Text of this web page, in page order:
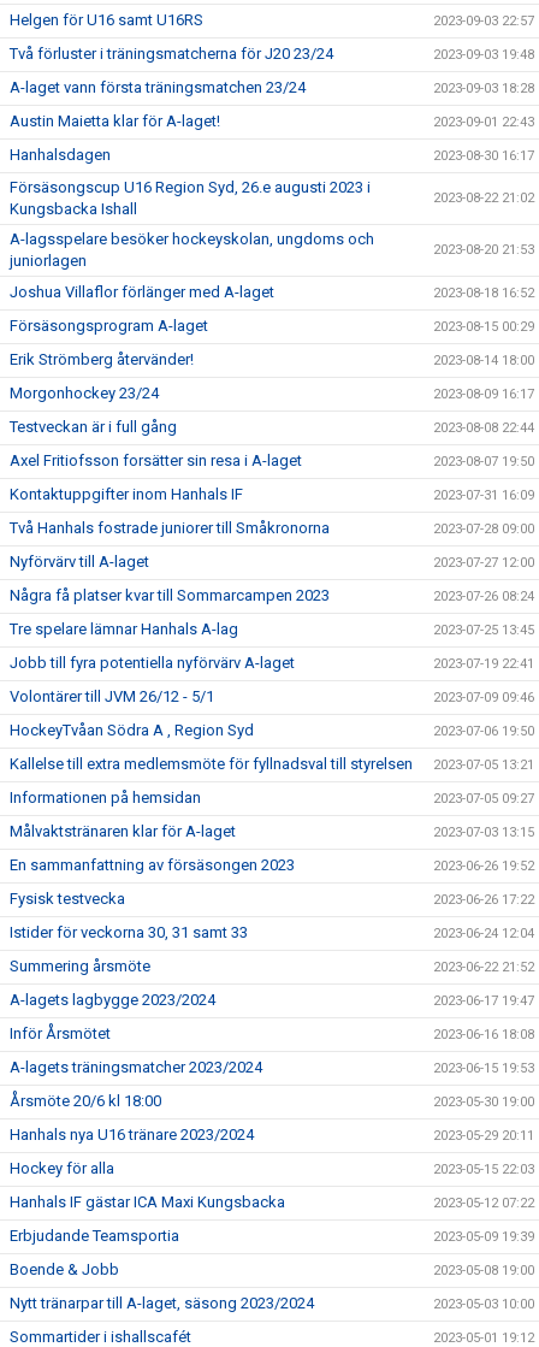
Helgen för U16 samt U16RS 2023-09-03 22:57
Två förluster i träningsmatcherna för J20 23/24 2023-09-03 19:48
A-laget vann första träningsmatchen 23/24 2023-09-03 18:28
Austin Maietta klar för A-laget! 2023-09-01 22:43
Hanhalsdagen 2023-08-30 16:17
Försäsongscup U16 Region Syd, 26.e augusti 2023 i
Kungsbacka Ishall
2023-08-22 21:02
A-lagsspelare besöker hockeyskolan, ungdoms och
juniorlagen
2023-08-20 21:53
Joshua Villaflor förlänger med A-laget 2023-08-18 16:52
Försäsongsprogram A-laget 2023-08-15 00:29
Erik Strömberg återvänder! 2023-08-14 18:00
Morgonhockey 23/24 2023-08-09 16:17
Testveckan är i full gång 2023-08-08 22:44
Axel Fritiofsson forsätter sin resa i A-laget 2023-08-07 19:50
Kontaktuppgifter inom Hanhals IF 2023-07-31 16:09
Två Hanhals fostrade juniorer till Småkronorna 2023-07-28 09:00
Nyförvärv till A-laget 2023-07-27 12:00
Några få platser kvar till Sommarcampen 2023 2023-07-26 08:24
Tre spelare lämnar Hanhals A-lag 2023-07-25 13:45
Jobb till fyra potentiella nyförvärv A-laget 2023-07-19 22:41
Volontärer till JVM 26/12 - 5/1 2023-07-09 09:46
HockeyTvåan Södra A , Region Syd 2023-07-06 19:50
Kallelse till extra medlemsmöte för fyllnadsval till styrelsen 2023-07-05 13:21
Informationen på hemsidan 2023-07-05 09:27
Målvaktstränaren klar för A-laget 2023-07-03 13:15
En sammanfattning av försäsongen 2023 2023-06-26 19:52
Fysisk testvecka 2023-06-26 17:22
Istider för veckorna 30, 31 samt 33 2023-06-24 12:04
Summering årsmöte 2023-06-22 21:52
A-lagets lagbygge 2023/2024 2023-06-17 19:47
Inför Årsmötet 2023-06-16 18:08
A-lagets träningsmatcher 2023/2024 2023-06-15 19:53
Årsmöte 20/6 kl 18:00 2023-05-30 19:00
Hanhals nya U16 tränare 2023/2024 2023-05-29 20:11
Hockey för alla 2023-05-15 22:03
Hanhals IF gästar ICA Maxi Kungsbacka 2023-05-12 07:22
Erbjudande Teamsportia 2023-05-09 19:39
Boende & Jobb 2023-05-08 19:00
Nytt tränarpar till A-laget, säsong 2023/2024 2023-05-03 10:00
Sommartider i ishallscafét 2023-05-01 19:12